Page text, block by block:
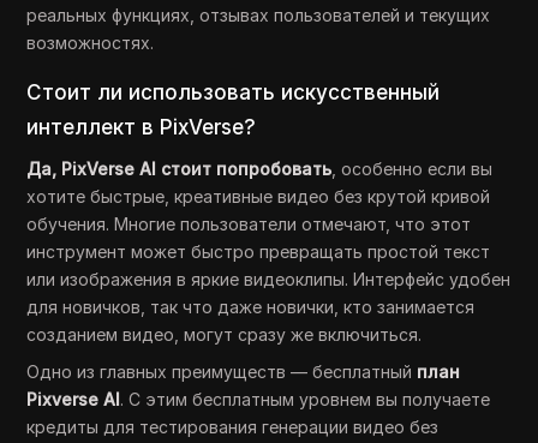
реальных функциях, отзывах пользователей и текущих
возможностях.
Стоит ли использовать искусственный
интеллект в PixVerse?
Да, PixVerse AI стоит попробовать , особенно если вы
хотите быстрые, креативные видео без крутой кривой
обучения. Многие пользователи отмечают, что этот
инструмент может быстро превращать простой текст
или изображения в яркие видеоклипы. Интерфейс удобен
для новичков, так что даже новички, кто занимается
созданием видео, могут сразу же включиться.
Одно из главных преимуществ — бесплатный план
Pixverse AI. С этим бесплатным уровнем вы получаете
кредиты для тестирования генерации видео без